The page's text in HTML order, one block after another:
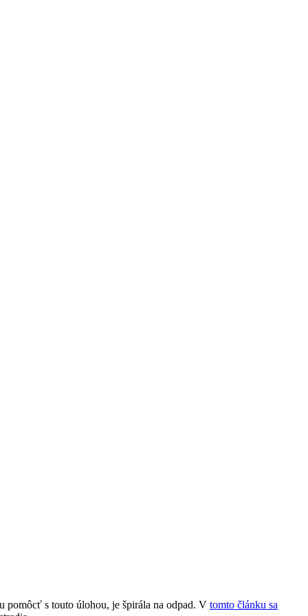
pomôcť s touto úlohou, je špirála na odpad. V tomto článku sa